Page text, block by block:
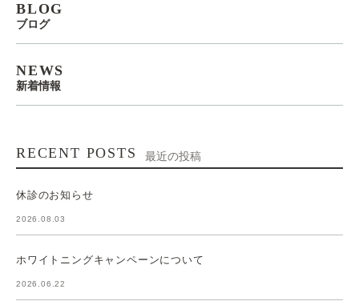
BLOG
ブログ
NEWS
新着情報
RECENT POSTS 最近の投稿
休診のお知らせ
2026.08.03
ホワイトニングキャンペーンについて
2026.06.22